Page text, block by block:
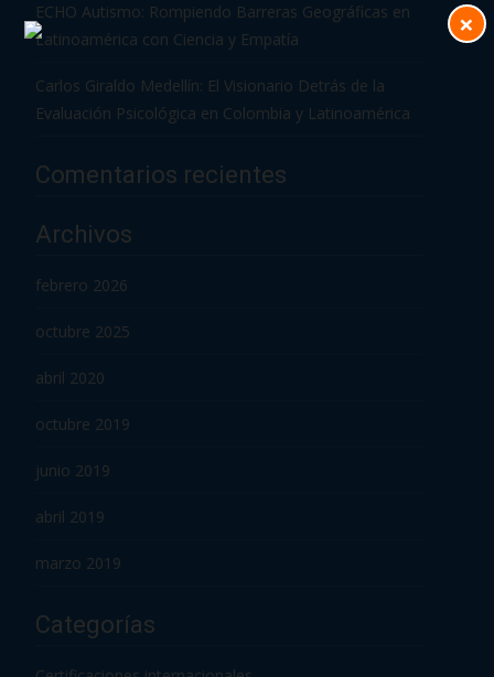
ECHO Autismo: Rompiendo Barreras Geográficas en
Latinoamérica con Ciencia y Empatía
Carlos Giraldo Medellín: El Visionario Detrás de la
Evaluación Psicológica en Colombia y Latinoamérica
Comentarios recientes
Archivos
febrero 2026
octubre 2025
abril 2020
octubre 2019
junio 2019
abril 2019
marzo 2019
Categorías
×